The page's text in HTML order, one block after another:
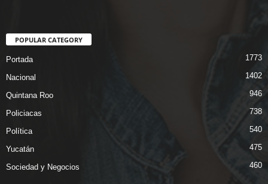
POPULAR CATEGORY
Portada 1773
Nacional 1402
Quintana Roo 946
Policiacas 738
Política 540
Yucatán 475
Sociedad y Negocios 460